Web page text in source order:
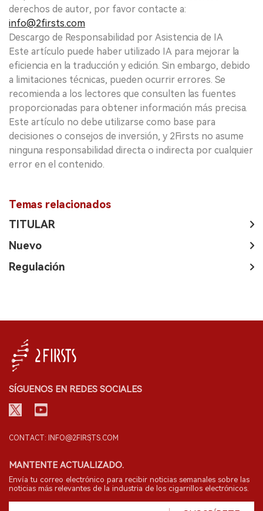
derechos de autor, por favor contacte a:
info@2firsts.com
Descargo de Responsabilidad por Asistencia de IA
Este artículo puede haber utilizado IA para mejorar la
eficiencia en la traducción y edición. Sin embargo, debido
a limitaciones técnicas, pueden ocurrir errores. Se
recomienda a los lectores que consulten las fuentes
proporcionadas para obtener información más precisa.
Este artículo no debe utilizarse como base para
decisiones o consejos de inversión, y 2Firsts no asume
ninguna responsabilidad directa o indirecta por cualquier
error en el contenido.
Temas relacionados
TITULAR
Nuevo
Regulación
SÍGUENOS EN REDES SOCIALES
CONTACT: INFO@2FIRSTS.COM
MANTENTE ACTUALIZADO.
Envía tu correo electrónico para recibir noticias semanales sobre las
noticias más relevantes de la industria de los cigarrillos electrónicos.